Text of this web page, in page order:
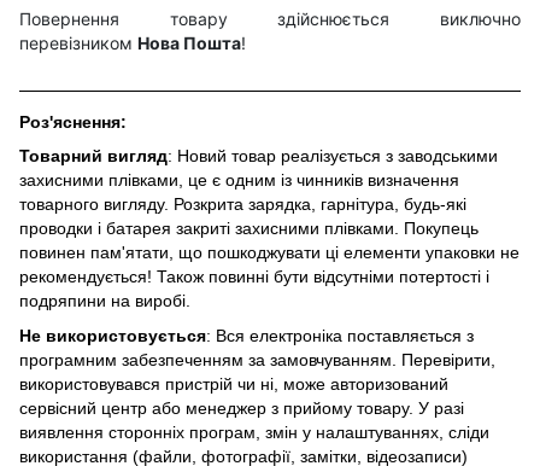
Повернення товару здійснюється виключно
перевізником Нова Пошта!
Роз'яснення:
Товарний вигляд: Новий товар реалізується з заводськими
захисними плівками, це є одним із чинників визначення
товарного вигляду. Розкрита зарядка, гарнітура, будь-які
проводки і батарея закриті захисними плівками. Покупець
повинен пам'ятати, що пошкоджувати ці елементи упаковки не
рекомендується! Також повинні бути відсутніми потертості і
подряпини на виробі.
Не використовується: Вся електроніка поставляється з
програмним забезпеченням за замовчуванням. Перевірити,
використовувався пристрій чи ні, може авторизований
сервісний центр або менеджер з прийому товару. У разі
виявлення сторонніх програм, змін у налаштуваннях, сліди
використання (файли, фотографії, замітки, відеозаписи)